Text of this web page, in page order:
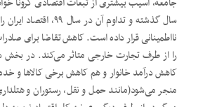
سال گذشته و تداوم آن
نااطمینانی قرار داده است. کاهش تقاضا برای
را از طرف تجارت خارجی متاثر می‌کند. در بخش
کاهش درآمد خانوار و هم کاهش برخی کالاها و
منجر می‌شود(مانند حمل و نقل، رستوران و